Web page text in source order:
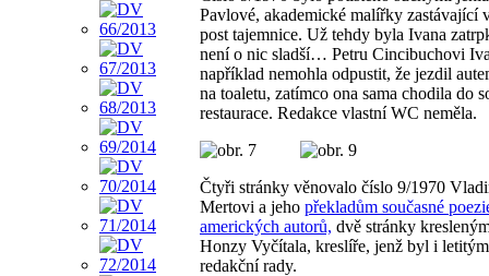
Pavlové, akademické malířky zastávající
post tajemnice. Už tehdy byla Ivana
není o nic sladší… Petru Cincibuchovi
například nemohla odpustit, že jezdil
na toaletu, zatímco ona sama chodila do
restaurace. Redakce vlastní WC neměla.
Čtyři stránky věnovalo číslo 9/1970
Mertovi a jeho překladům současné
amerických autorů, dvě stránky
Honzy Vyčítala, kreslíře, jenž byl i
redakční rady.